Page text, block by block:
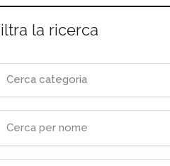
la ricerca
Cerca categoria